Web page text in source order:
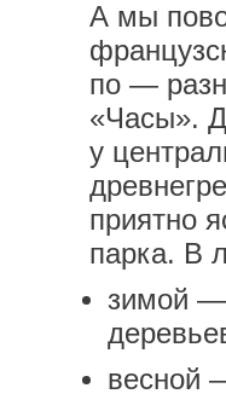
А мы
по —
«Часы».
у
приятно
парка. В
зимой —
весной